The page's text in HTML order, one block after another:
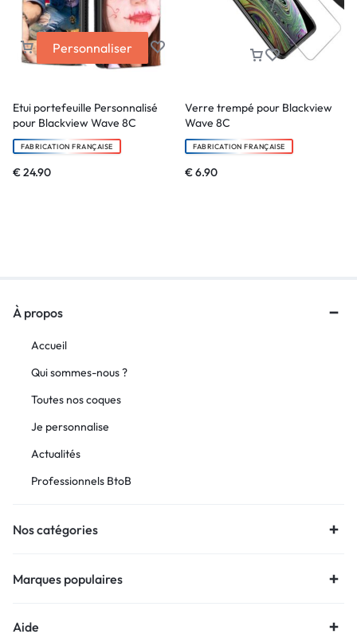
Personnaliser
Etui portefeuille Personnalisé
pour Blackview Wave 8C
FABRICATION FRANÇAISE
€24.90
Verre trempé pour Blackview
Wave 8C
FABRICATION FRANÇAISE
€6.90
À propos
Accueil
Qui sommes-nous ?
Toutes nos coques
Je personnalise
Actualités
Professionnels BtoB
Nos catégories
Marques populaires
Aide